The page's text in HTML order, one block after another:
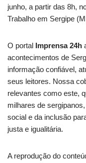
junho, a partir das 8h,
Trabalho em Sergipe
O portal Imprensa 24h
acontecimentos de
informação confiável,
seus leitores. Nossa
relevantes como este,
milhares de
social e da inclusão
justa e igualitária.
A reprodução do